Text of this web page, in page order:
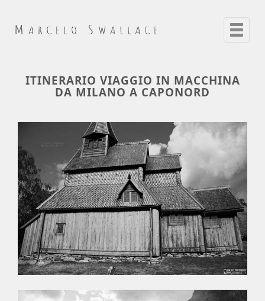
Toggle
ITINERARIO VIAGGIO IN MACCHINA
DA MILANO A CAPONORD